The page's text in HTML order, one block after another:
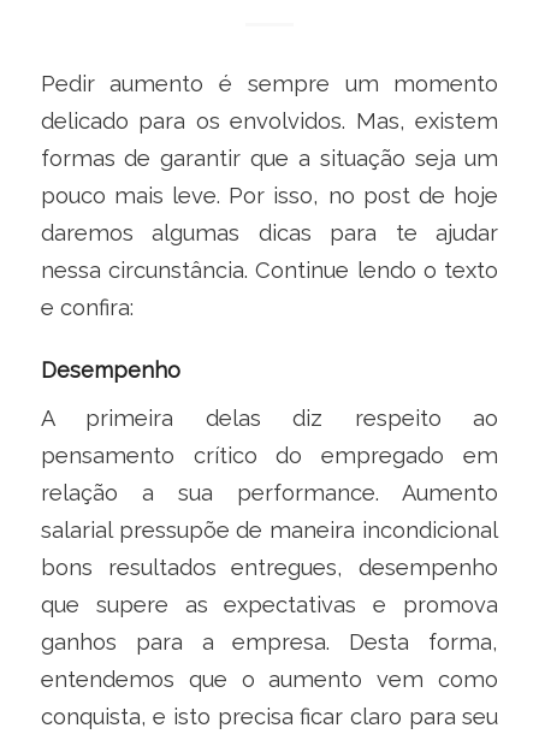
Pedir aumento é sempre um momento
delicado para os envolvidos. Mas, existem
formas de garantir que a situação seja um
pouco mais leve. Por isso, no post de hoje
daremos algumas dicas para te ajudar
nessa circunstância. Continue lendo o texto
e confira:
Desempenho
A primeira delas diz respeito ao
pensamento crítico do empregado em
relação a sua performance. Aumento
salarial pressupõe de maneira incondicional
bons resultados entregues, desempenho
que supere as expectativas e promova
ganhos para a empresa. Desta forma,
entendemos que o aumento vem como
conquista, e isto precisa ficar claro para seu